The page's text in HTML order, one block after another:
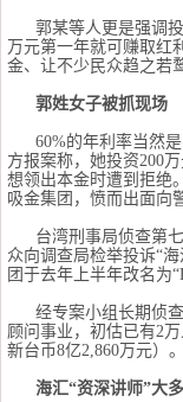
郭某等人更是强调
万元第一年就可赚取红
金、让不少民众趋之若
郭姓女子被抓现场
60%的年利率当然
方报案称，她投资200
想领出本金时遭到拒绝
吸金集团，愤而出面向
台湾刑事局侦查第
众向调查局检举投诉“
团于去年上半年改名为
经专案小组长期侦
顾问事业，初估已有2
新台币8亿2,860万元）。
海汇“资深讲师”大